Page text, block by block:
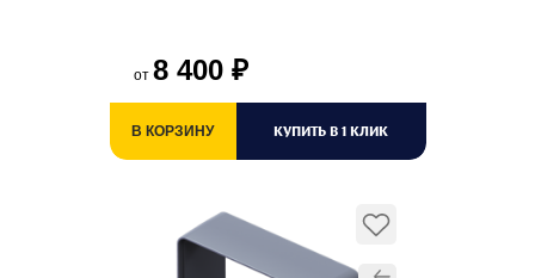
от 8 400 ₽
В КОРЗИНУ КУПИТЬ В 1 КЛИК